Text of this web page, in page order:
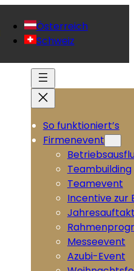
Österreich
Schweiz
So funktioniert’s
Firmenevent
Teambuilding
Teamevent
Incentive zur
Messeevent
Azubi-Event